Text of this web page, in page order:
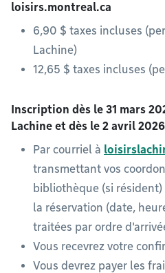
loisirs.montreal.ca
6,90 $ taxes incluses
Lachine)
12,65 $ taxes incluses
Inscription dès le 31 mars
Lachine et dès le 2 avril
Par courriel à
transmettant vos
bibliothèque (si
la réservation (date,
traitées par ordre
Vous recevrez votre
Vous devrez payer les